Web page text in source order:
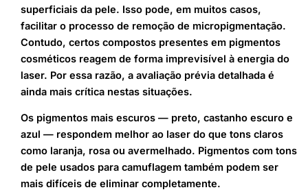
superficiais da pele. Isso pode, em muitos casos,
facilitar o processo de remoção de micropigmentação.
Contudo, certos compostos presentes em pigmentos
cosméticos reagem de forma imprevisível à energia do
laser. Por essa razão, a avaliação prévia detalhada é
ainda mais crítica nestas situações.
Os pigmentos mais escuros — preto, castanho escuro e
azul — respondem melhor ao laser do que tons claros
como laranja, rosa ou avermelhado. Pigmentos com tons
de pele usados para camuflagem também podem ser
mais difíceis de eliminar completamente.